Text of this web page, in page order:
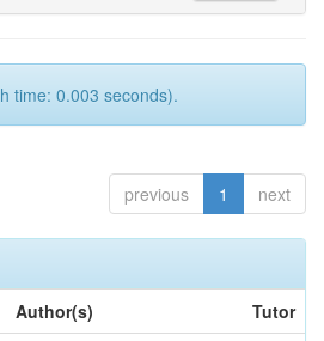
time: 0.003 seconds).
previous 1 next
Author(s)
Tutor